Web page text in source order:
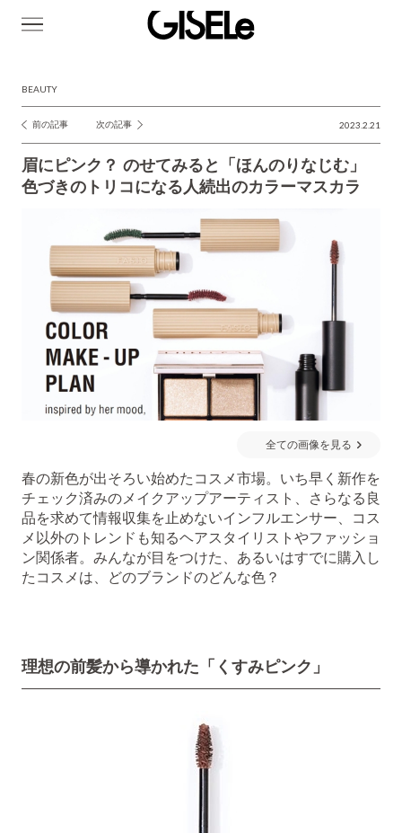
BEAUTY
投
稿
ナ
前の記事 次の記事 2023.2.21
眉にピンク？ のせてみると「ほんのりなじむ」
色づきのトリコになる人続出のカラーマスカラ
全ての画像を見る
春の新色が出そろい始めたコスメ市場。いち早く新作を
チェック済みのメイクアップアーティスト、さらなる良
品を求めて情報収集を止めないインフルエンサー、コス
メ以外のトレンドも知るヘアスタイリストやファッショ
ン関係者。みんなが目をつけた、あるいはすでに購入し
たコスメは、どのブランドのどんな色？
理想の前髪から導かれた「くすみピンク」